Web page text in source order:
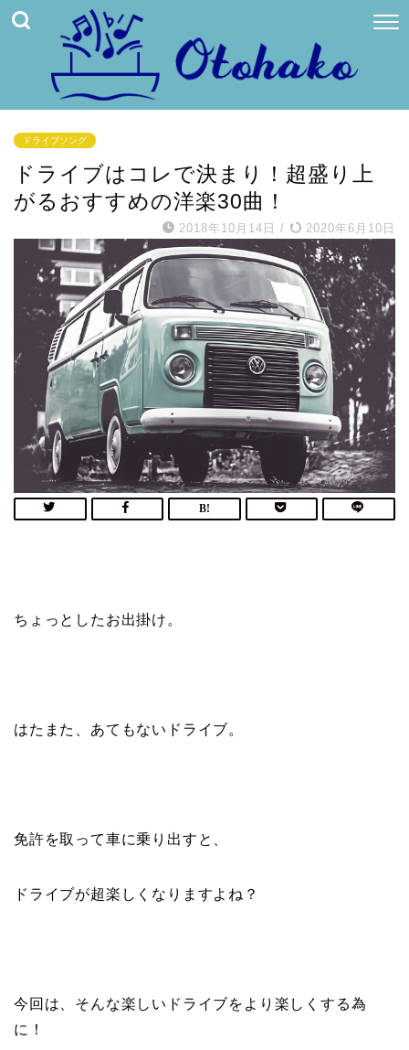
ドライブソング
ドライブはコレで決まり！超盛り上
がるおすすめの洋楽30曲！
2018年10月14日 / 2020年6月10日
ちょっとしたお出掛け。
はたまた、あてもないドライブ。
免許を取って車に乗り出すと、
ドライブが超楽しくなりますよね？
今回は、そんな楽しいドライブをより楽しくする為
に！